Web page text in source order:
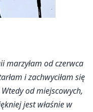
marzyłam od czerwca
i zachwyciłam się
od miejscowych,
jest właśnie w